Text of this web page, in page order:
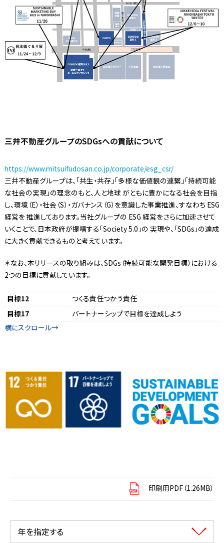
三井不動産グループのSDGsへの貢献について
https://www.mitsuifudosan.co.jp/corporate/esg_csr/
三井不動産グループは、「共生・共存」「多様な価値観の連繋」「持続可能
な社会の実現」の理念のもと、人と地球 がともに豊かになる社会を目指
し、環境（E）・社会（S）・ガバナンス（G）を意識した事業推進、すなわち ESG
経営を 推進しております。当社グループの ESG 経営をさらに加速させて
いくことで、日本政府が提唱する「Society 5.0」の 実現や、「SDGs」の達成
に大きく貢献できるものと考えています。
＊なお、本リリースの取り組みは、SDGs（持続可能な開発目標）における
2つの目標に貢献しています。
目標12
つくる責任つかう責任
目標17
パートナーシップで目標を達成しよう
印刷用PDF（1.26MB）
年を指定する